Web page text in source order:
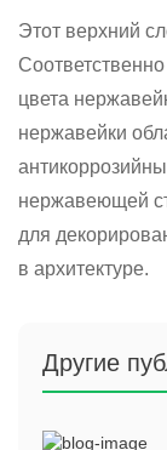
Этот верхний
цвета
нержавейки
нержавеющей
для
в архитектуре.
Другие